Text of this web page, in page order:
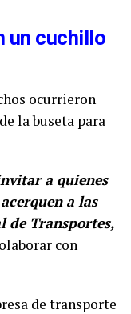
un cuchillo
ocurrieron
la buseta para
a quienes
a las
de Transportes,
con
de transporte